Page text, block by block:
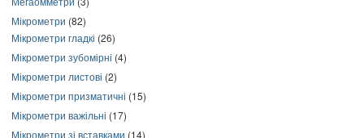
Мікрометри (82)
Мікрометри гладкі (26)
Мікрометри зубомірні (4)
Мікрометри листові (2)
Мікрометри призматичні (15)
Мікрометри важільні (17)
Мікрометри зі вставками (14)